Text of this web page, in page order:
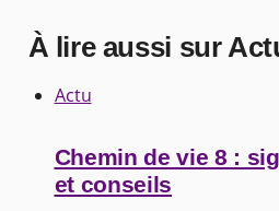
À lire aussi sur
Actu
Chemin de vie 8 :
et conseils